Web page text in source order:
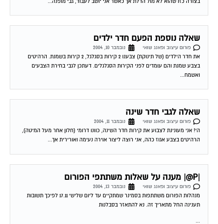
שאלה נוספת הפעם חדר ילדים
פורום עיצוב ופאנג שואי
נובמבר 10, 2004
בצבע שמנת והם עומדים לפני הקירות הסגלגלים. דעתכן לגבי בחירת הצבעים
ואשמח...
שאלה לגבי חדר שינה
פורום עיצוב ופאנג שואי
הי! אני מעונינת לצבוע את קירות חדר השינה, כוונו דרומי (חלון אחר מעל המיטה),
הרהיטים בצבע אגוז כהה, אני רוצה ליצור אוירה נעימה ואורירית אך...
|P@| מענה על שאלות משתתפי הפורום
פורום עיצוב ופאנג שואי
נובמבר 13, 2004
תענינה החל מתאריך זה. נא להתאזר בסבלנות